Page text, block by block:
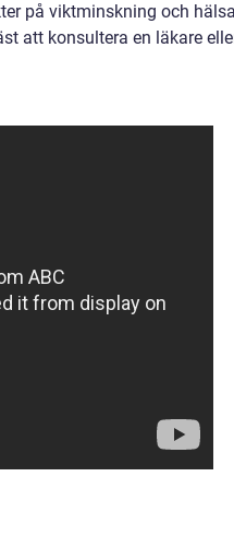
på viktminskning och
att konsultera en läkare